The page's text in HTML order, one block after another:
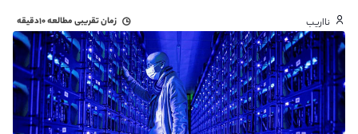
نااریب زمان تقریبی مطالعه۱۰دقیقه